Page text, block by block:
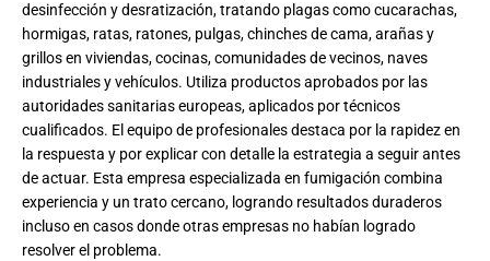
desinfección y desratización, tratando plagas como cucarachas,
hormigas, ratas, ratones, pulgas, chinches de cama, arañas y
grillos en viviendas, cocinas, comunidades de vecinos, naves
industriales y vehículos. Utiliza productos aprobados por las
autoridades sanitarias europeas, aplicados por técnicos
cualificados. El equipo de profesionales destaca por la rapidez en
la respuesta y por explicar con detalle la estrategia a seguir antes
de actuar. Esta empresa especializada en fumigación combina
experiencia y un trato cercano, logrando resultados duraderos
incluso en casos donde otras empresas no habían logrado
resolver el problema.